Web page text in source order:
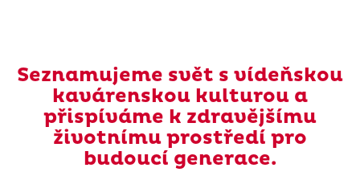
Seznamujeme svět s vídeňskou
kavárenskou kulturou a
přispíváme k zdravějšímu
životnímu prostředí pro
budoucí generace.